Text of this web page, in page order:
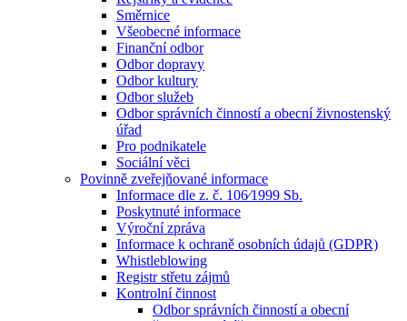
Směrnice
Všeobecné informace
Finanční odbor
Odbor dopravy
Odbor kultury
Odbor služeb
Odbor správních činností a obecní živnostenský
úřad
Pro podnikatele
Sociální věci
Povinně zveřejňované informace
Informace dle z. č. 106⁄1999 Sb.
Poskytnuté informace
Výroční zpráva
Informace k ochraně osobních údajů (GDPR)
Whistleblowing
Registr střetu zájmů
Kontrolní činnost
Odbor správních činností a obecní